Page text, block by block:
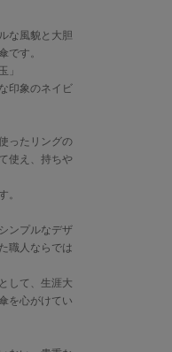
な風貌と大胆
です。
」
印象のネイビ
ったリングの
使え、持ちや
。
ンプルなデザ
職人ならでは
して、生涯大
を心がけてい